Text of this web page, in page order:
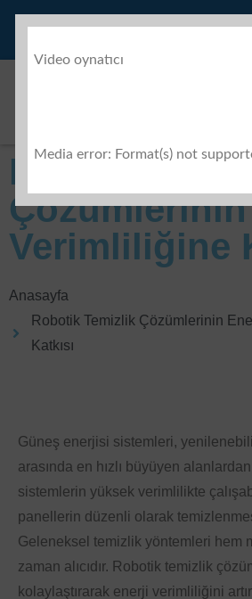
Robotik
Verimliliğine
Anasayfa
Robotik Temizlik Çözümlerinin
Katkısı
Güneş enerjisi sistemleri,
arasında en hızlı büyüyen
sistemlerin yüksek verimlilikte
panellerin düzenli olarak
Geleneksel temizlik yöntemleri hem
zaman alıcıdır. Robotik temizlik
kolaylaştırarak enerji verimliliğini
Video oynatıcı
Media error: Format(s) not
Dosyayı indir: https://